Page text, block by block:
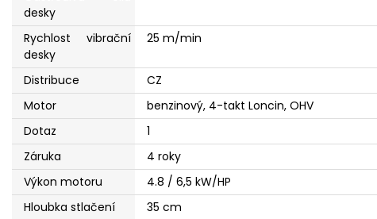
desky
Rychlost vibrační
desky
25 m/min
Distribuce
CZ
Motor
benzinový, 4-takt Loncin, OHV
Dotaz
1
Záruka
4 roky
Výkon motoru
4.8 / 6,5 kW/HP
Hloubka stlačení
35 cm